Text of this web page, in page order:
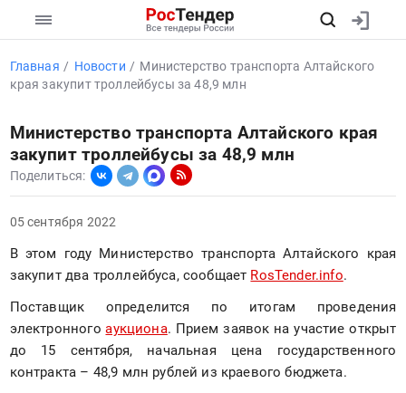
Главная Новости
Министерство транспорта Алтайского
края закупит троллейбусы за 48,9 млн
Министерство транспорта Алтайского края
закупит троллейбусы за 48,9 млн
Поделиться:
05 сентября 2022
В этом году Министерство транспорта Алтайского края
закупит два троллейбуса, сообщает RosTender.info.
Поставщик определится по итогам проведения
электронного аукциона. Прием заявок на участие открыт
до 15 сентября, начальная цена государственного
контракта – 48,9 млн рублей из краевого бюджета.